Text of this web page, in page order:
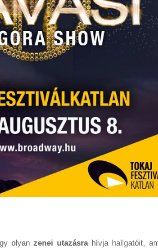
olyan zenei utazásra hívja hallgatóit,